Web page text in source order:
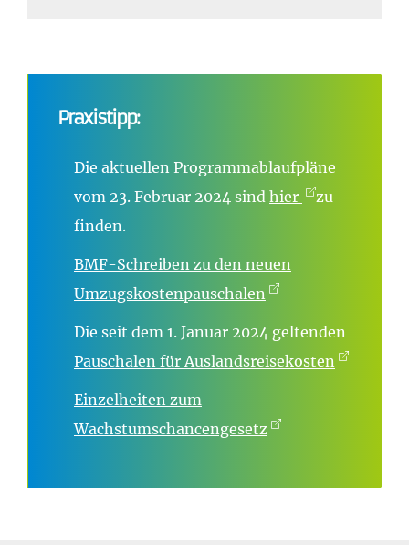
Praxistipp:
Die aktuellen Programmablaufpläne
vom 23. Februar 2024 sind hier
zu
finden.
BMF-Schreiben zu den neuen
Umzugskostenpauschalen
Die seit dem 1. Januar 2024 geltenden
Pauschalen für Auslandsreisekosten
Einzelheiten zum
Wachstumschancengesetz